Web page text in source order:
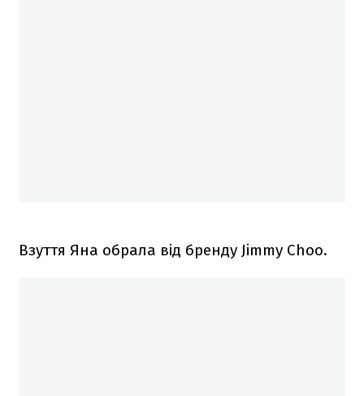
Взуття Яна обрала від бренду Jimmy Choo.